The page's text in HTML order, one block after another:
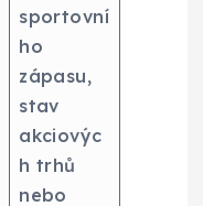
sportovní
ho
zápasu,
stav
akciovýc
h trhů
nebo